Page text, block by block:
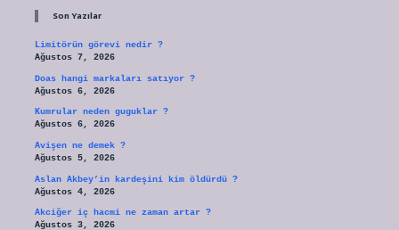
Son Yazılar
Limitörün görevi nedir ?
Ağustos 7, 2026
Doas hangi markaları satıyor ?
Ağustos 6, 2026
Kumrular neden guguklar ?
Ağustos 6, 2026
Avişen ne demek ?
Ağustos 5, 2026
Aslan Akbey’in kardeşini kim öldürdü ?
Ağustos 4, 2026
Akciğer iç hacmi ne zaman artar ?
Ağustos 3, 2026